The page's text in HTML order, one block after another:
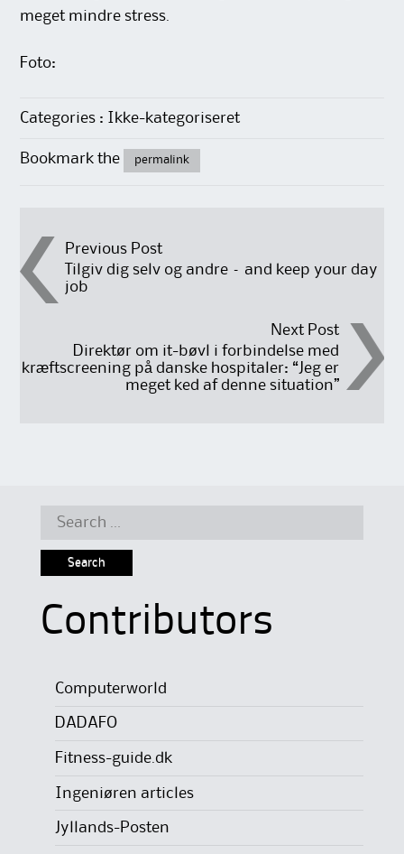
meget mindre stress.
Foto:
Categories : Ikke-kategoriseret
Bookmark the permalink
Post
navigation
Previous Post
Tilgiv dig selv og andre – and keep your day
job
Next Post
Direktør om it-bøvl i forbindelse med
kræftscreening på danske hospitaler: “Jeg er
meget ked af denne situation”
Search
Contributors
Computerworld
DADAFO
Fitness-guide.dk
Ingeniøren articles
Jyllands-Posten